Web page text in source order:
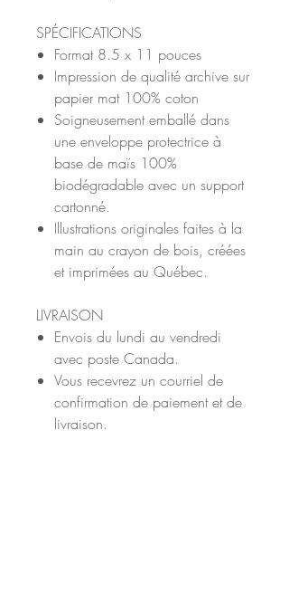
SPÉCIFICATIONS
Format 8.5 x 11 pouces
Impression de qualité archive sur
papier mat 100% coton
Soigneusement emballé dans
une enveloppe protectrice à
base de maïs 100%
biodégradable avec un support
cartonné.
Illustrations originales faites à la
main au crayon de bois, créées
et imprimées au Québec.
LIVRAISON
Envois du lundi au vendredi
avec poste Canada.
Vous recevrez un courriel de
confirmation de paiement et de
livraison.